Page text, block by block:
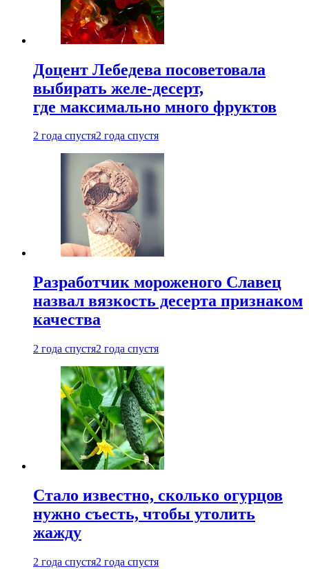
Доцент Лебедева посоветовала
выбирать желе-десерт,
где максимально много фруктов
2 года спустя2 года спустя
Разработчик мороженого Славец
назвал вязкость десерта признаком
качества
2 года спустя2 года спустя
Стало известно, сколько огурцов
нужно съесть, чтобы утолить
жажду
2 года спустя2 года спустя